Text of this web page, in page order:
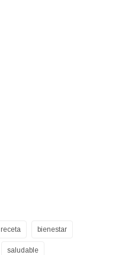
receta bienestar
saludable